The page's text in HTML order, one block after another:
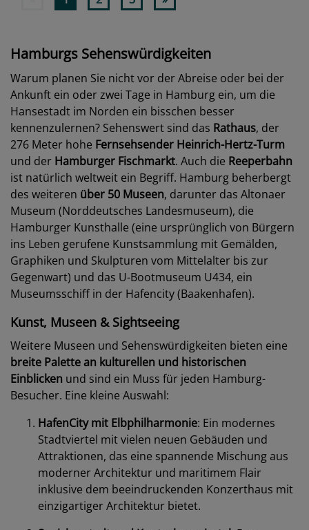
Hamburgs Sehenswürdigkeiten
Warum planen Sie nicht vor der Abreise oder bei der
Ankunft ein oder zwei Tage in Hamburg ein, um die
Hansestadt im Norden ein bisschen besser
kennenzulernen? Sehenswert sind das Rathaus, der
276 Meter hohe Fernsehsender Heinrich-Hertz-Turm
und der Hamburger Fischmarkt. Auch die Reeperbahn
ist natürlich weltweit ein Begriff. Hamburg beherbergt
des weiteren über 50 Museen, darunter das Altonaer
Museum (Norddeutsches Landesmuseum), die
Hamburger Kunsthalle (eine ursprünglich von Bürgern
ins Leben gerufene Kunstsammlung mit Gemälden,
Graphiken und Skulpturen vom Mittelalter bis zur
Gegenwart) und das U-Bootmuseum U434, ein
Museumsschiff in der Hafencity (Baakenhafen).
Kunst, Museen & Sightseeing
Weitere Museen und Sehenswürdigkeiten bieten eine
breite Palette an kulturellen und historischen
Einblicken und sind ein Muss für jeden Hamburg-
Besucher. Eine kleine Auswahl:
HafenCity mit Elbphilharmonie: Ein modernes
Stadtviertel mit vielen neuen Gebäuden und
Attraktionen, das eine spannende Mischung aus
moderner Architektur und maritimem Flair
inklusive dem beeindruckenden Konzerthaus mit
einzigartiger Architektur bietet.